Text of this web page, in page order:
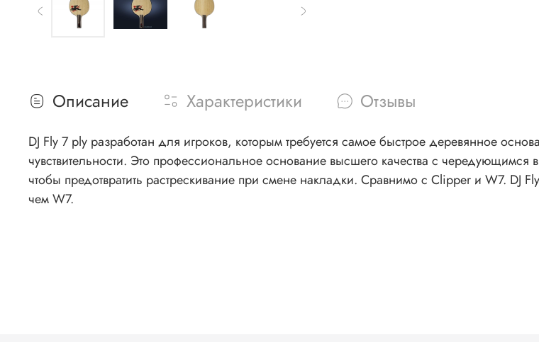
Описание Характеристики Отзывы
DJ Fly 7 ply разработан для игроков, которым требуется самое быстрое деревянное
чувствительности. Это профессиональное основание высшего качества с
чтобы предотвратить растрескивание при смене накладки. Сравнимо с Clipper и W7. DJ Fly быстрее, чем Clipper, но имеет меньший вес и больший контроль,
чем W7.